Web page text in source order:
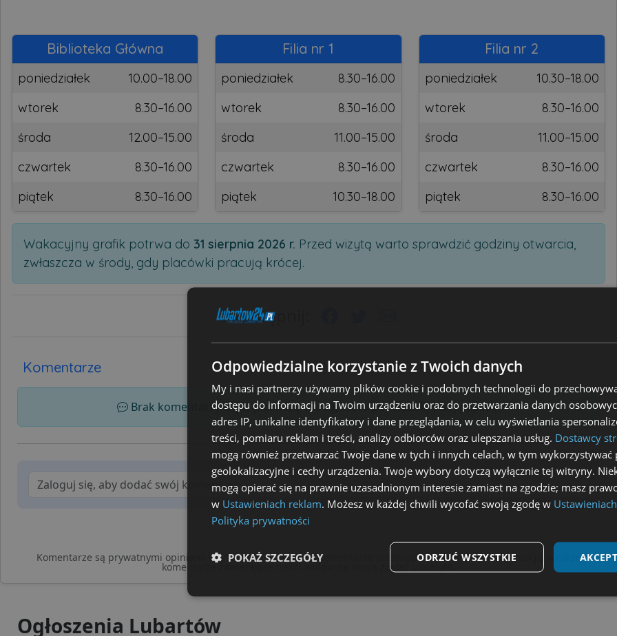
Biblioteka Główna
poniedziałek
10.00–18.00
wtorek
8.30–16.00
środa
12.00–15.00
czwartek
8.30–16.00
piątek
8.30–16.00
Filia nr 1
poniedziałek
8.30–16.00
wtorek
8.30–16.00
środa
11.00–15.00
czwartek
8.30–16.00
piątek
10.30–18.00
Filia nr 2
poniedziałek
10.30–18.00
wtorek
8.30–16.00
środa
11.00–15.00
czwartek
8.30–16.00
piątek
8.30–16.00
Wakacyjny grafik potrwa do 31 sierpnia 2026 r. Przed wizytą warto sprawdzić godziny otwarcia,
zwłaszcza w środy, gdy placówki pracują krócej.
udostępnij:
Komentarze
Brak komentarzy. Bądź pierwszą osobą, która podzieli się swoją opinią!
Komentarze są prywatnymi opiniami Użytkowników serwisu. Komentarze niezwiązane z artykułem/informacją, a także
komentarze zawierające treści wulgarne mogą zostać usunięte.
Ogłoszenia Lubartów
Odpowiedzialne korzystanie z Twoich danych
My i nasi partnerzy używamy plików cookie i podobnych technologii do
dostępu do informacji na Twoim urządzeniu oraz do przetwarzania danych
adres IP, unikalne identyfikatory i dane przeglądania, w celu wyświetlania
treści, pomiaru reklam i treści, analizy odbiorców oraz ulepszania usług. Dostawcy
mogą również przetwarzać Twoje dane w tych i innych celach, w tym wykorzystywać
geolokalizacyjne i cechy urządzenia. Twoje wybory dotyczą wyłącznie tej witryny.
mogą opierać się na prawnie uzasadnionym interesie zamiast na zgodzie; masz
w Ustawieniach reklam. Możesz w każdej chwili wycofać swoją zgodę w
Polityka prywatności
ODRZUĆ WSZYSTKIE
POKAŻ SZCZEGÓŁY
Niezbędne Wydajność Targetowanie Funkcjonalność